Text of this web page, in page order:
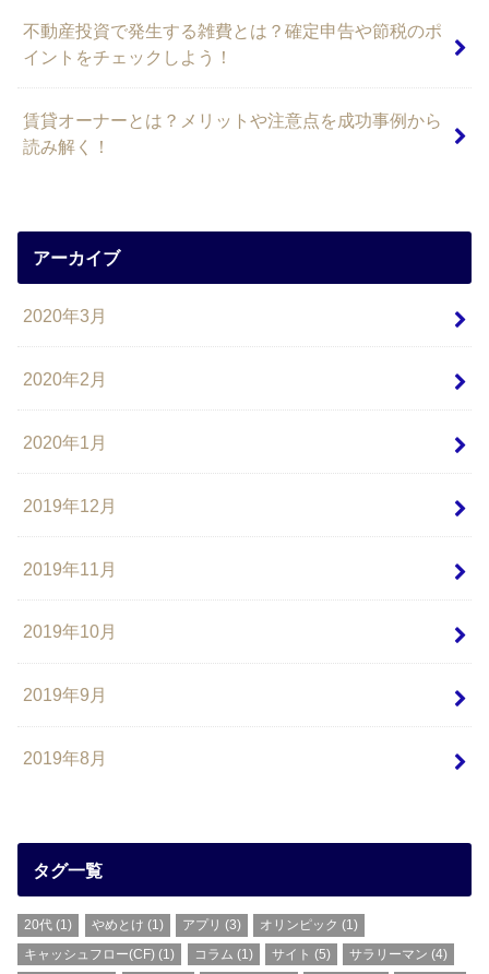
不動産投資で発生する雑費とは？確定申告や節税のポ
イントをチェックしよう！
賃貸オーナーとは？メリットや注意点を成功事例から
読み解く！
アーカイブ
2020年3月
2020年2月
2020年1月
2019年12月
2019年11月
2019年10月
2019年9月
2019年8月
タグ一覧
20代 (1) やめとけ (1) アプリ (3) オリンピック (1)
キャッシュフロー(CF) (1) コラム (1) サイト (5) サラリーマン (4)